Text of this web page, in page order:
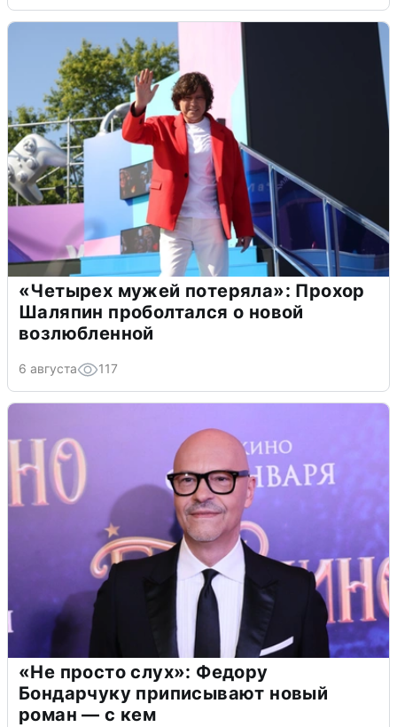
«Четырех мужей потеряла»: Прохор
Шаляпин проболтался о новой
возлюбленной
6 августа 117
«Не просто слух»: Федору
Бондарчуку приписывают новый
роман — с кем